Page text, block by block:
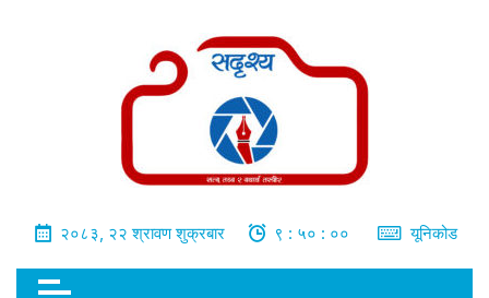
२०८३, २२ श्रावण शुक्रबार ९ : ५० : ०१ यूनिकोड